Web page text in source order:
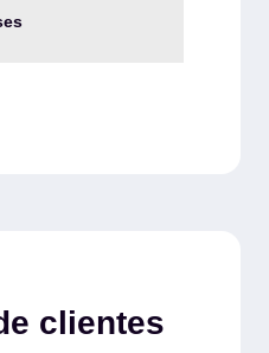
clientes